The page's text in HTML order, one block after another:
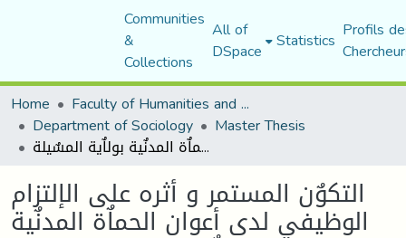
Communities
&
Collections
All of
DSpace Statistics Profils
Home
Faculty of Humanities and Social Sciences
Department of Sociology Master Thesis
التكوٌن المستمر و أثره على الإلتزام الوظيفي لدى أعوان الحماٌة المدنٌية دراسة مٌيدانٌية بالوحدة الرئيسية للحماٌة المدنٌية بولاٌية المسٌيلة
التكوٌن المستمر و أثره على الإلتزام
الوظيفي لدى أعوان الحماٌة المدنٌية